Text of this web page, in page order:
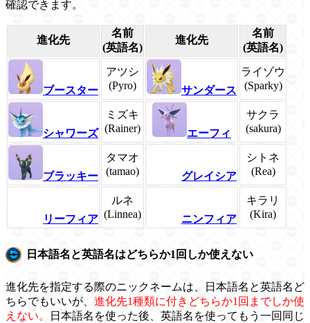
確認できます。
進化先
名前
(英語名)
進化先
名前
(英語名)
ブースター
アツシ
(Pyro)
サンダース
ライゾウ
(Sparky)
シャワーズ
ミズキ
(Rainer)
エーフィ
サクラ
(sakura)
ブラッキー
タマオ
(tamao)
グレイシア
シトネ
(Rea)
リーフィア
ルネ
(Linnea)
ニンフィア
キラリ
(Kira)
日本語名と英語名はどちらか1回しか使えない
進化先を指定する際のニックネームは、日本語名と英語名ど
ちらでもいいが、 進化先1種類に付きどちらか1回までしか使
えない。
日本語名を使った後、英語名を使ってもう一回同じ